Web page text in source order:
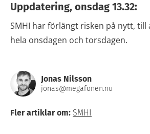
Uppdatering, onsdag 13.32:
SMHI har förlängt risken på nytt,
hela onsdagen och torsdagen.
Jonas Nilsson
jonas@megafonen.nu
Fler artiklar om: SMHI